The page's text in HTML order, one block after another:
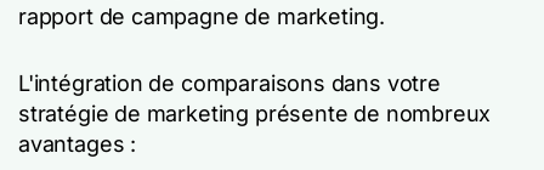
rapport de campagne de marketing.
L'intégration de comparaisons dans votre
stratégie de marketing présente de nombreux
avantages :